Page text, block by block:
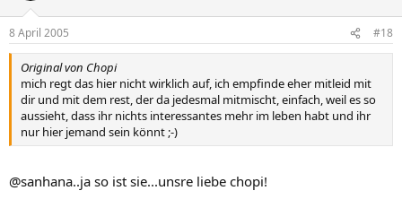
8 April 2005 #18
Original von Chopi
mich regt das hier nicht wirklich auf, ich empfinde eher mitleid mit
dir und mit dem rest, der da jedesmal mitmischt, einfach, weil es so
aussieht, dass ihr nichts interessantes mehr im leben habt und ihr
nur hier jemand sein könnt ;-)
@sanhana..ja so ist sie...unsre liebe chopi!